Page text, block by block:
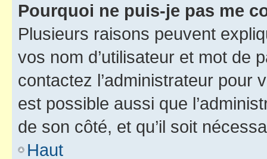
Pourquoi ne puis-je pas me
Plusieurs raisons peuvent
vos nom d’utilisateur et mot de
contactez l’administrateur pour
est possible aussi que
de son côté, et qu’il soit
Haut